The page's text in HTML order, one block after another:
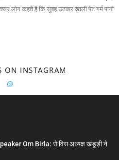
कहते है कि सुबह उठकर खाली पेट गर्म पानी
ON INSTAGRAM
@
Om Birla: से विस अध्यक्ष खंडूड़ी ने